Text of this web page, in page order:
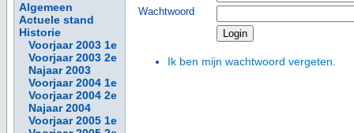
Algemeen
Actuele stand
Historie
Voorjaar 2003 1e
Voorjaar 2003 2e
Najaar 2003
Voorjaar 2004 1e
Voorjaar 2004 2e
Najaar 2004
Voorjaar 2005 1e
Wachtwoord
Ik ben mijn wachtwoord vergeten.